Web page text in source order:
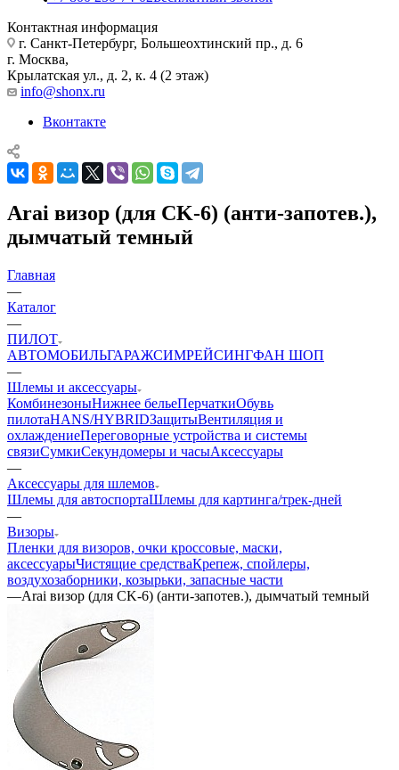
Контактная информация
г. Санкт-Петербург, Большеохтинский пр., д. 6
г. Москва,
Крылатская ул., д. 2, к. 4 (2 этаж)
info@shonx.ru
Вконтакте
Arai визор (для CK-6) (анти-запотев.),
дымчатый темный
Главная
—
Каталог
—
ПИЛОТ
АВТОМОБИЛЬГАРАЖСИМРЕЙСИНГФАН ШОП
—
Шлемы и аксессуары
КомбинезоныНижнее бельеПерчаткиОбувь
пилотаHANS/HYBRIDЗащитыВентиляция и
охлаждениеПереговорные устройства и системы
связиСумкиСекундомеры и часыАксессуары
—
Аксессуары для шлемов
Шлемы для автоспортаШлемы для картинга/трек-дней
—
Визоры
Пленки для визоров, очки кроссовые, маски,
аксессуарыЧистящие средстваКрепеж, спойлеры,
воздухозаборники, козырьки, запасные части
—Arai визор (для CK-6) (анти-запотев.), дымчатый темный